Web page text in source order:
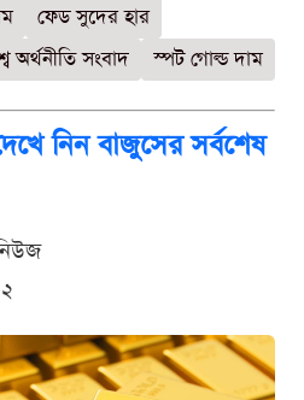
ফেড সুদের হার
অর্থনীতি সংবাদ স্পট গোল্ড দাম
নিন বাজুসের সর্বশেষ